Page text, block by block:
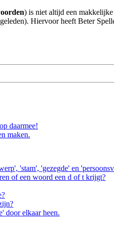
) is niet altijd een
Hiervoor heeft Beter
daarmee!
maken.
'stam', 'gezegde' en
of een woord een d of t krijgt?
door elkaar heen.